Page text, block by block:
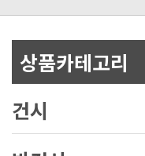
상품카테고리
건시